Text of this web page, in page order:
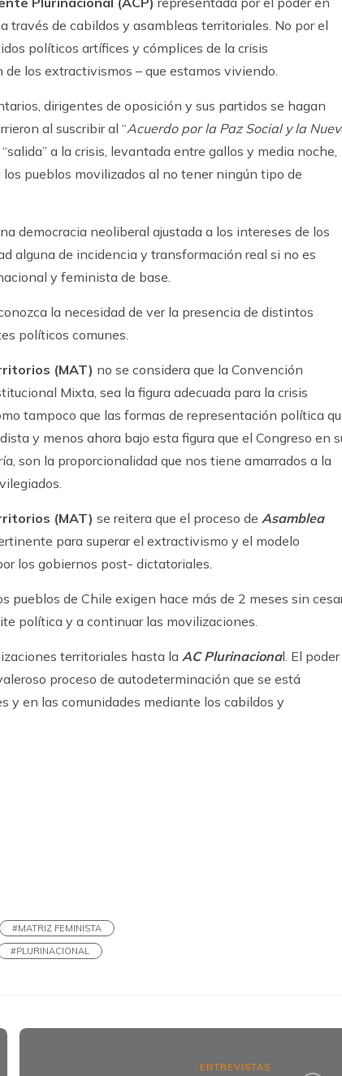
través de cabildos y asambleas territoriales. No por el
políticos artífices y cómplices de la crisis
los extractivismos – que estamos viviendo.
dirigentes de oposición y sus partidos se hagan
al suscribir al “Acuerdo por la Paz Social y la
a la crisis, levantada entre gallos y media noche,
pueblos movilizados al no tener ningún tipo de
democracia neoliberal ajustada a los intereses de los
alguna de incidencia y transformación real si no es
y feminista de base.
la necesidad de ver la presencia de distintos
políticos comunes.
(MAT) no se considera que la Convención
Mixta, sea la figura adecuada para la crisis
tampoco que las formas de representación política
y menos ahora bajo esta figura que el Congreso en
son la proporcionalidad que nos tiene amarrados a la
(MAT) se reitera que el proceso de Asamblea
para superar el extractivismo y el modelo
los gobiernos post- dictatoriales.
pueblos de Chile exigen hace más de 2 meses sin
política y a continuar las movilizaciones.
territoriales hasta la AC Plurinacional. El poder
proceso de autodeterminación que se está
y en las comunidades mediante los cabildos y
#MATRIZ FEMINISTA
#PLURINACIONAL
ENTREVISTAS